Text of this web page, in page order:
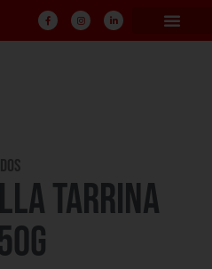
TARRINA